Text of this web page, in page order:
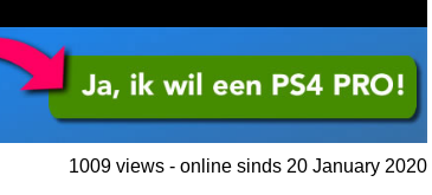
1009 views - online sinds 20 January 2020